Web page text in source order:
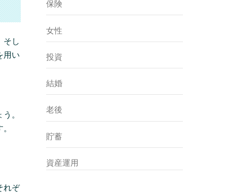
そし
用い
。
れぞ
保険
女性
投資
結婚
老後
貯蓄
資産運用